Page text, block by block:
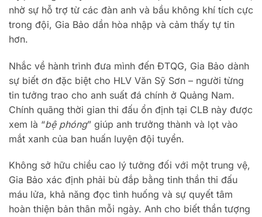
nhờ sự hỗ trợ từ các đàn anh và bầu không khí tích cực
trong đội, Gia Bảo dần hòa nhập và cảm thấy tự tin
hơn.
Nhắc về hành trình đưa mình đến ĐTQG, Gia Bảo dành
sự biết ơn đặc biệt cho HLV Văn Sỹ Sơn – người từng
tin tưởng trao cho anh suất đá chính ở Quảng Nam.
Chính quãng thời gian thi đấu ổn định tại CLB này được
xem là “bệ phóng” giúp anh trưởng thành và lọt vào
mắt xanh của ban huấn luyện đội tuyển.
Không sở hữu chiều cao lý tưởng đối với một trung vệ,
Gia Bảo xác định phải bù đắp bằng tinh thần thi đấu
máu lửa, khả năng đọc tình huống và sự quyết tâm
hoàn thiện bản thân mỗi ngày. Anh cho biết thần tượng